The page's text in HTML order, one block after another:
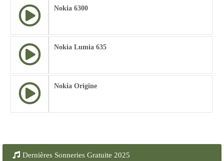
Nokia 6300
Nokia Lumia 635
Nokia Origine
Dernières Sonneries Gratuite 2025